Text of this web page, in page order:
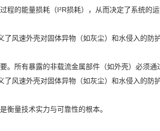
程的能量损耗（I²R损耗），从而决定了系统的
了风速外壳对固体异物（如灰尘）和水侵入的防
。所有暴露的非载流金属部件（如外壳）必须通
了风速外壳对固体异物（如灰尘）和水侵入的防
衡量技术实力与可靠性的根本。